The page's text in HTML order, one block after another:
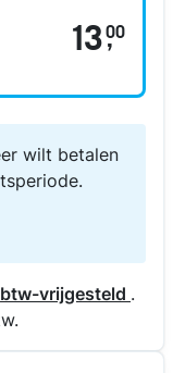
13,
00
wilt betalen
btw-vrijgesteld .